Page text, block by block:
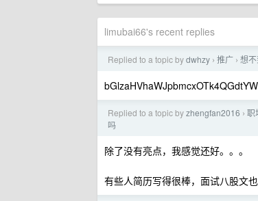
limubai66's recent replies
Replied to a topic bydwhzy › 推广 › 想
Replied to a topic byzhengfan2016 › 职
吗
除了没有亮点，我感觉还好。。。
有些人简历写得很棒，面试八股文